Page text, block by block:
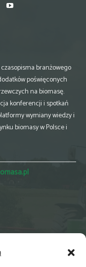
branżowego
poświęconych
na biomasę.
konferencji i spotkań
wymiany wiedzy i
biomasy w Polsce i